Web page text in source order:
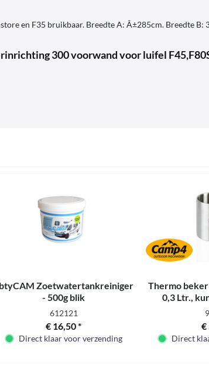
en F35 bruikbaar. Breedte A: Â±285cm. Breedte B:
300 voorwand voor luifel
Zoetwatertankreiniger
- 500g blik
612121
€ 16,50 *
Direct klaar voor verzending
Thermo
0,3 Ltr.,
€
Direct